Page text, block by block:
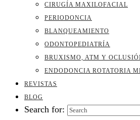
CIRUGÍA MAXILOFACIAL
PERIODONCIA
BLANQUEAMIENTO
ODONTOPEDIATRÍA
BRUXISMO, ATM Y
ENDODONCIA ROTATORIA
REVISTAS
BLOG
Search for: